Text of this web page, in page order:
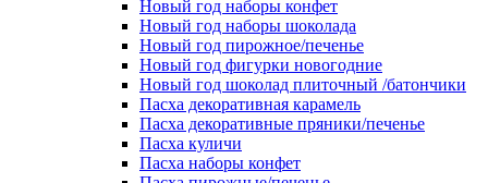
Новый год наборы конфет
Новый год наборы шоколада
Новый год пирожное/печенье
Новый год фигурки новогодние
Новый год шоколад плиточный /батончики
Пасха декоративная карамель
Пасха декоративные пряники/печенье
Пасха куличи
Пасха наборы конфет